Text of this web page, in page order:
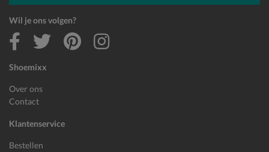
Shoemixx
Over ons
Contact
Klantenservice
Bestellen
Wil je ons volgen?